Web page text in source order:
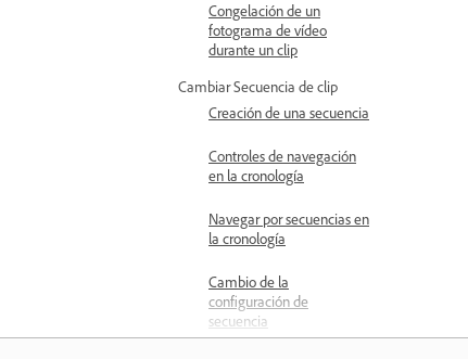
Congelación de un
fotograma de vídeo
durante un clip
Cambiar Secuencia de clip
Creación de una secuencia
Controles de navegación
en la cronología
Navegar por secuencias en
la cronología
Cambio de la
configuración de
secuencia